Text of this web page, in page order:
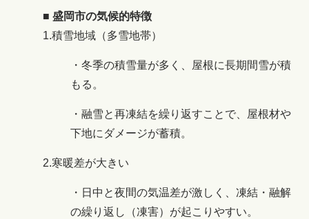
■ 盛岡市の気候的特徴
1.積雪地域（多雪地帯）
・冬季の積雪量が多く、屋根に長期間雪が積
もる。
・融雪と再凍結を繰り返すことで、屋根材や
下地にダメージが蓄積。
2.寒暖差が大きい
・日中と夜間の気温差が激しく、凍結・融解
の繰り返し（凍害）が起こりやすい。